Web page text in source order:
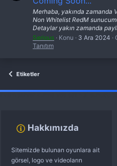
Merhaba, yakında zamanda
Non Whitelist RedM
Detaylar yakın zamanda
Serious
Konu 3 Ara 2024
Tanıtım
Etiketler
Hakkımızda
Sitemizde bulunan oyunlara ait
görsel, logo ve videoların